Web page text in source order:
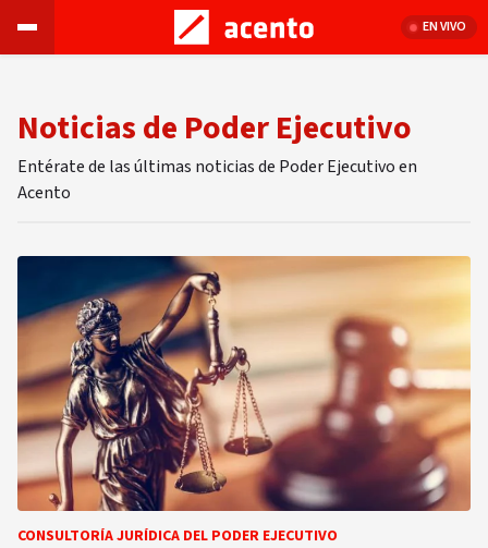
EN VIVO
Noticias de Poder Ejecutivo
Entérate de las últimas noticias de Poder Ejecutivo en
Acento
CONSULTORÍA JURÍDICA DEL PODER EJECUTIVO